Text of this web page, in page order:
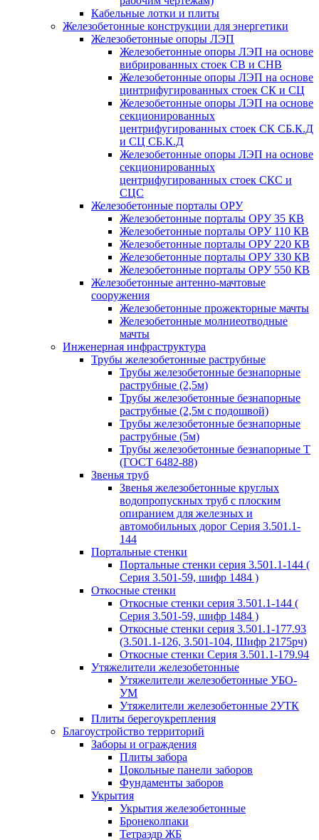
Кабельные лотки и плиты
Железобетонные конструкции для энергетики
Железобетонные опоры ЛЭП
Железобетонные опоры ЛЭП на основе
вибрированных стоек СВ и СНВ
Железобетонные опоры ЛЭП на основе
цинтрифугированных стоек СК и СЦ
Железобетонные опоры ЛЭП на основе
секционированных
центрифугированных стоек СК СБ.К.Д
и СЦ СБ.К.Д
Железобетонные опоры ЛЭП на основе
секционированных
центрифугированных стоек СКС и
СЦС
Железобетонные порталы ОРУ
Железобетонные порталы ОРУ 35 КВ
Железобетонные порталы ОРУ 110 КВ
Железобетонные порталы ОРУ 220 КВ
Железобетонные порталы ОРУ 330 КВ
Железобетонные порталы ОРУ 550 КВ
Железобетонные антенно-мачтовые
сооружения
Железобетонные прожекторные мачты
Железобетонные молниеотводные
мачты
Инженерная инфраструктура
Трубы железобетонные раструбные
Трубы железобетонные безнапорные
раструбные (2,5м)
Трубы железобетонные безнапорные
раструбные (2,5м с подошвой)
Трубы железобетонные безнапорные
раструбные (5м)
Трубы железобетонные безнапорные Т
(ГОСТ 6482-88)
Звенья труб
Звенья железобетонные круглых
водопропускных труб с плоским
опиранием для железных и
автомобильных дорог Серия 3.501.1-
144
Портальные стенки
Портальные стенки серия 3.501.1-144 (
Серия 3.501-59, шифр 1484 )
Откосные стенки
Откосные стенки серия 3.501.1-144 (
Серия 3.501-59, шифр 1484 )
Откосные стенки серия 3.501.1-177.93
(3.501.1-126, 3.501-104, Шифр 2175рч)
Откосные стенки Серия 3.501.1-179.94
Утяжелители железобетонные
Утяжелители железобетонные УБО-
УМ
Утяжелители железобетонные 2УТК
Плиты берегоукрепления
Благоустройство территорий
Заборы и ограждения
Плиты забора
Цокольные панели заборов
Фундаменты заборов
Укрытия
Укрытия железобетонные
Бронеколпаки
Тетраэдр ЖБ